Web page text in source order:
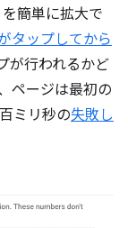
簡単に拡大で
タップしてから
が行われるかど
ページは最初の
ミリ秒の失敗し